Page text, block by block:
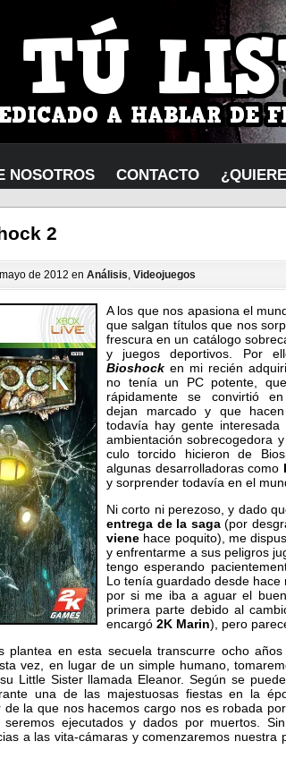
NOSOTROS CONTACTO
2
de 2012 en Análisis, Videojuegos
A los que nos apasiona el
que salgan títulos que nos
frescura en un catálogo
y juegos deportivos. Por
Bioshock en mi recién
no tenía un PC potente,
rápidamente se convirtió
dejan marcado y que
todavía hay gente
ambientación sobrecogedora
culo torcido hicieron de
algunas desarrolladoras como
y sorprender todavía en el
Ni corto ni perezoso, y dado
entrega de la saga(por
viene hace poquito), me
y enfrentarme a sus peligros
tengo esperando
Lo tenía guardado desde
por si me iba a aguar el
primera parte debido al
encargó 2K Marin), pero
plantea en esta secuela transcurre ocho
vez, en lugar de un simple humano,
Little Sister llamada Eleanor. Según se
una de las majestuosas fiestas en la
de la que nos hacemos cargo nos es robada
seremos ejecutados y dados por muertos.
a las vita-cámaras y comenzaremos nuestra